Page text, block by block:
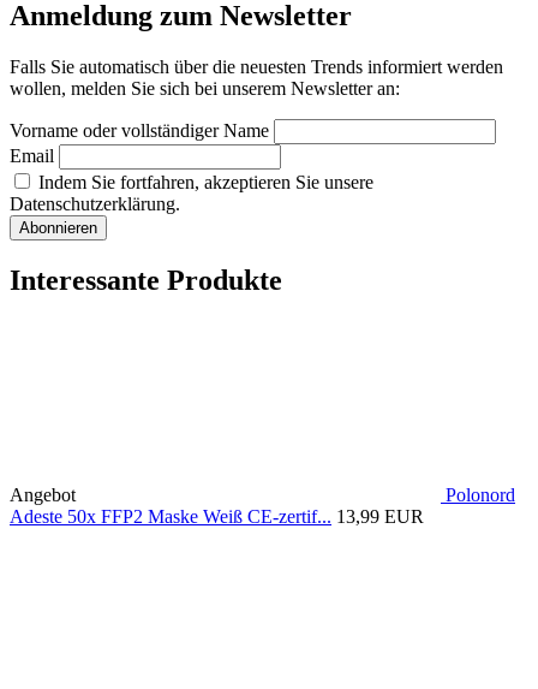
Anmeldung zum Newsletter
Falls Sie automatisch über die neuesten Trends informiert werden
wollen, melden Sie sich bei unserem Newsletter an:
Vorname oder vollständiger Name
Email
Indem Sie fortfahren, akzeptieren Sie unsere
Datenschutzerklärung.
Interessante Produkte
Angebot
Polonord
Adeste 50x FFP2 Maske Weiß CE-zertif... 13,99 EUR